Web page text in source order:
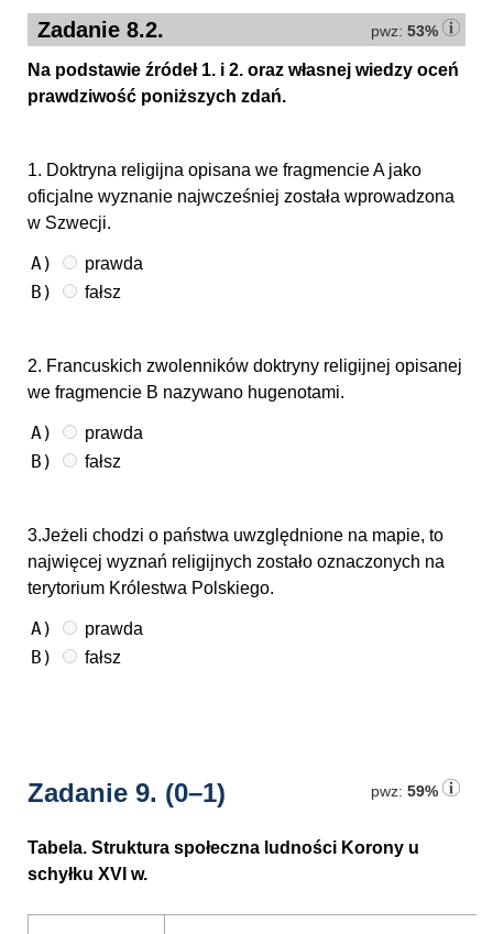
pwz: 53%
Zadanie 8.2.
Na podstawie źródeł 1. i 2. oraz własnej wiedzy oceń
prawdziwość poniższych zdań.
1. Doktryna religijna opisana we fragmencie A jako
oficjalne wyznanie najwcześniej została wprowadzona
w Szwecji.
A) prawda
B) fałsz
2. Francuskich zwolenników doktryny religijnej opisanej
we fragmencie B nazywano hugenotami.
A) prawda
B) fałsz
3.Jeżeli chodzi o państwa uwzględnione na mapie, to
najwięcej wyznań religijnych zostało oznaczonych na
terytorium Królestwa Polskiego.
A) prawda
B) fałsz
pwz: 59%
Zadanie 9. (0–1)
Tabela. Struktura społeczna ludności Korony u
schyłku XVI w.